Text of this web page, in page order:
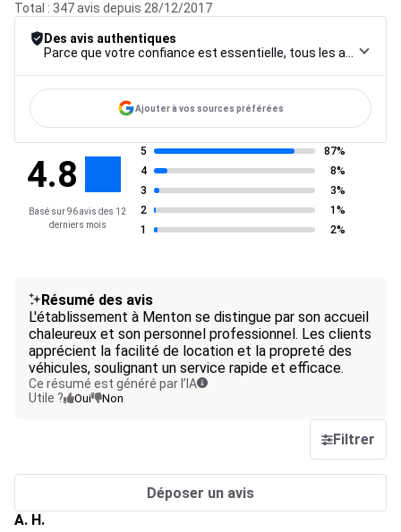
Total : 347 avis depuis 28/12/2017
Des avis authentiques
Ajouter à vos sources préférées
4.8
Basé sur 96 avis des 12
derniers mois
5
87%
4
8%
3
3%
2
1%
1
2%
Résumé des avis
L'établissement à Menton se distingue par son accueil
chaleureux et son personnel professionnel. Les clients
apprécient la facilité de location et la propreté des
véhicules, soulignant un service rapide et efficace.
Ce résumé est généré par l’IA
Utile ?
Oui Non
Filtrer
Déposer un avis
A. H.